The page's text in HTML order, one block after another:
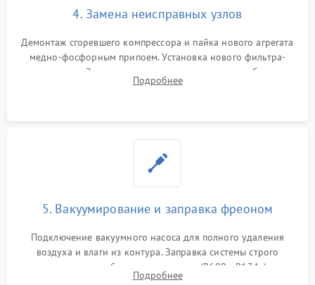
4. Замена неисправных узлов
Демонтаж сгоревшего компрессора и пайка нового агрегата
медно-фосфорным припоем. Установка нового фильтра-
осушителя. Замена изношенных вентиляторов обдува,
сломанных заслонок или поврежденных дверных петель.
Подробнее
5. Вакуумирование и заправка фреоном
Подключение вакуумного насоса для полного удаления
воздуха и влаги из контура. Заправка системы строго
дозированным объемом хладагента (R600a, R134a) по
электронным весам. Контроль рабочего давления в системе.
Подробнее